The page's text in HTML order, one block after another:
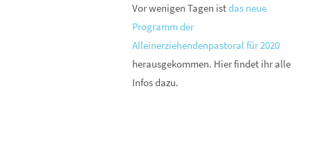
Vor wenigen Tagen istdas neue
Programm der
Alleinerziehendenpastoral für 2020
herausgekommen. Hier findet ihr alle
Infos dazu.